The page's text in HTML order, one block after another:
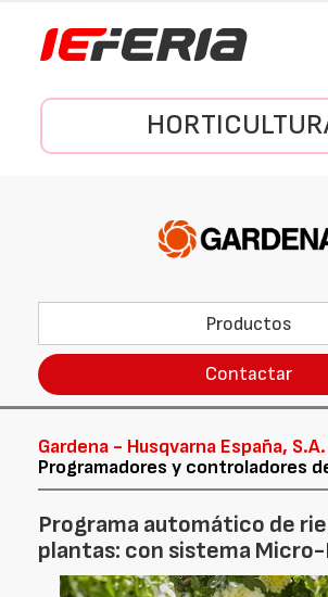
Productos
Contactar
Gardena - Husqvarna España, S.A.
Programadores y controladores
Programa automático de
plantas: con sistema
Foto